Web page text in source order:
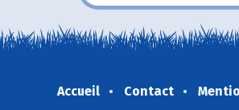
Accueil Contact